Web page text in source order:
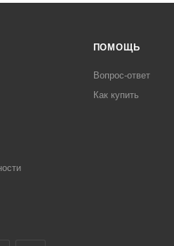
ПОМОЩЬ
Вопрос-ответ
Как купить